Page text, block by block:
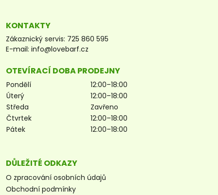
KONTAKTY
Zákaznický servis: 725 860 595
E-mail: info@lovebarf.cz
OTEVÍRACÍ DOBA PRODEJNY
Pondělí
12:00–18:00
Úterý
12:00–18:00
Středa
Zavřeno
Čtvrtek
12:00–18:00
Pátek
12:00–18:00
DŮLEŽITÉ ODKAZY
O zpracování osobních údajů
Obchodní podmínky